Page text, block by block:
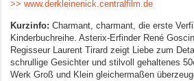
>> www.derkleinenick.centralfilm.de
Kurzinfo: Charmant, charmant, die erste
Kinderbuchreihe. Asterix-Erfinder René
Regisseur Laurent Tirard zeigt Liebe zum
schrullige Gesichter und stilvoll gehaltenes
Werk Groß und Klein gleichermaßen